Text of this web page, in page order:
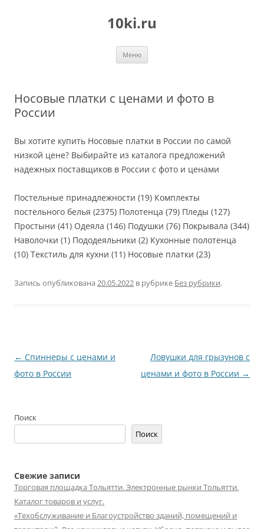
10ki.ru
Меню
Носовые платки с ценами и фото в
России
Вы хотите купить Носовые платки в России по самой
низкой цене? Выбирайте из каталога предложений
надежных поставщиков в России с фото и ценами
Постельные принадлежности (19) Комплекты
постельного белья (2375) Полотенца (79) Пледы (127)
Простыни (41) Одеяла (146) Подушки (76) Покрывала (344)
Наволочки (1) Пододеяльники (2) Кухонные полотенца
(10) Текстиль для кухни (11) Носовые платки (23)
Запись опубликована 20.05.2022 в рубрике Без рубрики.
Навигация
по
← Спиннеры с ценами и
фото в России
Ловушки для грызунов с
ценами и фото в России →
Поиск
Поиск
Свежие записи
Торговая площадка Тольятти. Электронные рынки Тольятти.
Каталог товаров и услуг.
«Техобслуживание и Благоустройство зданий, помещений и